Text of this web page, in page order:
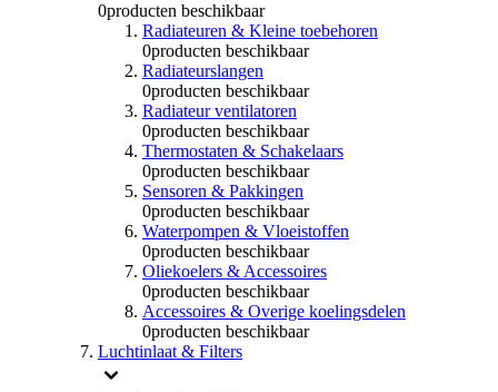
0producten beschikbaar
Radiateuren & Kleine toebehoren
0producten beschikbaar
Radiateurslangen
0producten beschikbaar
Radiateur ventilatoren
0producten beschikbaar
Thermostaten & Schakelaars
0producten beschikbaar
Sensoren & Pakkingen
0producten beschikbaar
Waterpompen & Vloeistoffen
0producten beschikbaar
Oliekoelers & Accessoires
0producten beschikbaar
Accessoires & Overige koelingsdelen
0producten beschikbaar
Luchtinlaat & Filters